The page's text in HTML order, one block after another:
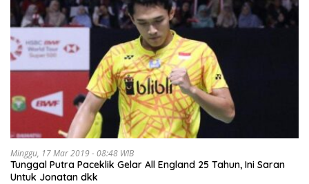
Minggu, 17 Mar 2019 - 08:48 WIB
Tunggal Putra Paceklik Gelar All England 25 Tahun, Ini Saran
Untuk Jonatan dkk